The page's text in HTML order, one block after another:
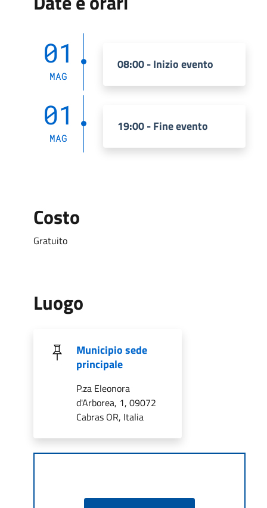
01
MAG
08:00 - Inizio evento
01
MAG
19:00 - Fine evento
Costo
Gratuito
Luogo
Municipio sede
principale
P.za Eleonora
d'Arborea, 1, 09072
Cabras OR, Italia